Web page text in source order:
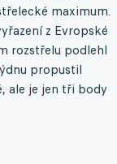
maximum.
z Evropské
rozstřelu podlehl
propustil
ale je jen tři body